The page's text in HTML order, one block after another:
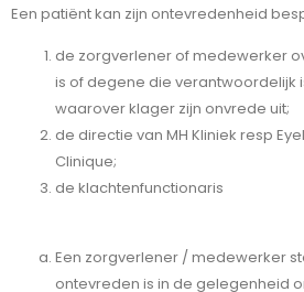
Een patiënt kan zijn ontevredenheid
de zorgverlener of medewerker
is of degene die verantwoordelijk
waarover klager zijn onvrede uit;
de directie van MH Kliniek resp
Clinique;
de klachtenfunctionaris
Een zorgverlener / medewerker
ontevreden is in de gelegenheid